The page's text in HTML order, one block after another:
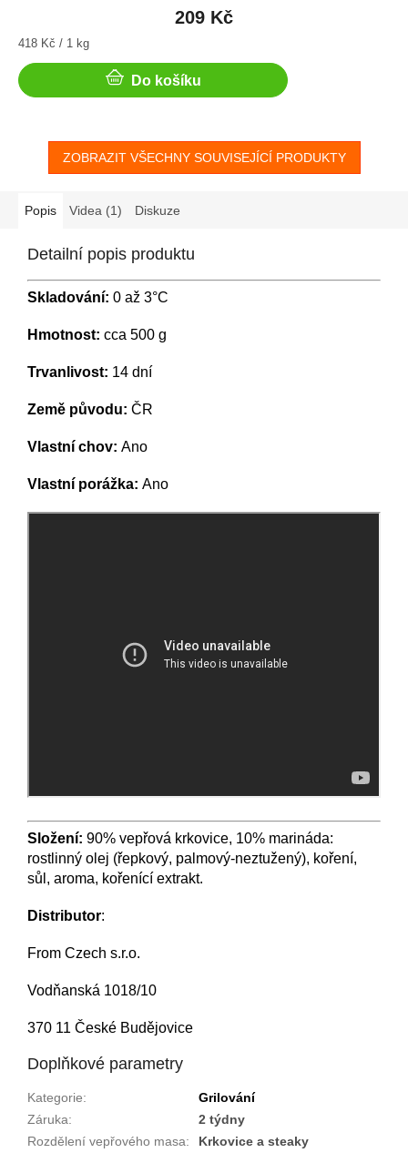
209 Kč
Měrná
418 Kč / 1 kg
Do košíku
ZOBRAZIT VŠECHNY SOUVISEJÍCÍ PRODUKTY
Popis Videa (1) Diskuze
Detailní popis produktu
Skladování: 0 až 3°C
Hmotnost: cca 500 g
Trvanlivost: 14 dní
Země původu: ČR
Vlastní chov: Ano
Vlastní porážka: Ano
Složení: 90% vepřová krkovice, 10% marináda:
rostlinný olej (řepkový, palmový-neztužený), koření,
sůl, aroma, kořenící extrakt.
Distributor:
From Czech s.r.o.
Vodňanská 1018/10
370 11 České Budějovice
Doplňkové parametry
Kategorie:
Grilování
Záruka:
2 týdny
Rozdělení vepřového masa:
Krkovice a steaky